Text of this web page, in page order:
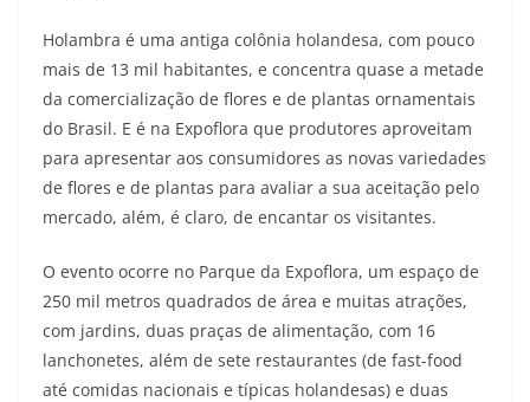
Holambra é uma antiga colônia holandesa, com pouco
mais de 13 mil habitantes, e concentra quase a metade
da comercialização de flores e de plantas ornamentais
do Brasil. E é na Expoflora que produtores aproveitam
para apresentar aos consumidores as novas variedades
de flores e de plantas para avaliar a sua aceitação pelo
mercado, além, é claro, de encantar os visitantes.
O evento ocorre no Parque da Expoflora, um espaço de
250 mil metros quadrados de área e muitas atrações,
com jardins, duas praças de alimentação, com 16
lanchonetes, além de sete restaurantes (de fast-food
até comidas nacionais e típicas holandesas) e duas